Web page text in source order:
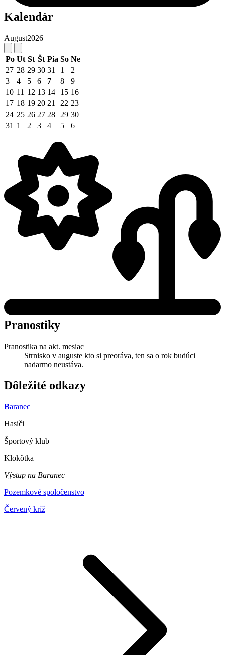
Kalendár
August2026
Po Ut St Št Pia So Ne
27 28 29 30 31 1
2
3
4 5 6 7 8
9
10 11 12 13 14 15 16
17 18 19 20 21 22 23
24 25 26 27 28 29 30
31 1 2 3 4 5 6
Pranostiky
Pranostika na akt. mesiac
Strnisko v auguste kto si preoráva, ten sa o rok budúci
nadarmo neustáva.
Dôležité odkazy
Baranec
Hasiči
Športový klub
Klokôtka
Výstup na Baranec
Pozemkové spoločenstvo
Červený kríž